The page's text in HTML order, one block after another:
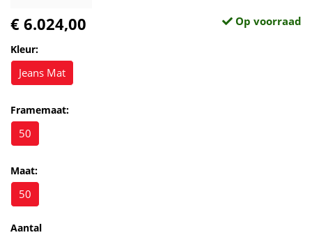
€ 6.024,00 Op voorraad
Kleur:
Jeans Mat
Framemaat:
50
Maat:
50
Aantal